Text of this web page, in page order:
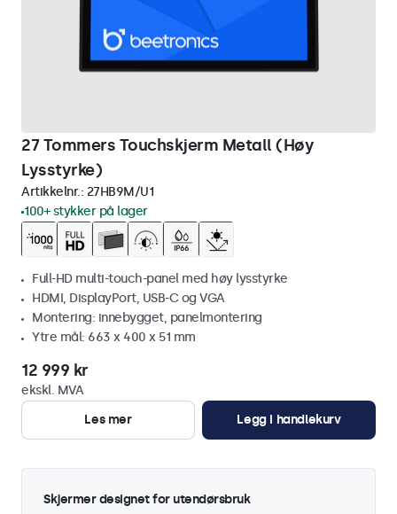
27 Tommers Touchskjerm Metall (Høy
Lysstyrke)
Artikkelnr.: 27HB9M/U1
100+ stykker på lager
Full-HD multi-touch-panel med høy lysstyrke
HDMI, DisplayPort, USB-C og VGA
Montering: innebygget, panelmontering
Ytre mål: 663 x 400 x 51 mm
12 999 kr
ekskl. MVA
Les mer
Legg i handlekurv
Skjermer designet for utendørsbruk